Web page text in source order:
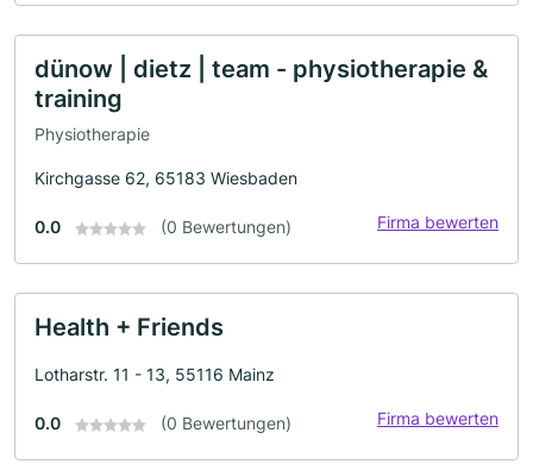
dünow | dietz | team - physiotherapie &
training
Physiotherapie
Kirchgasse 62, 65183 Wiesbaden
0.0 (0 Bewertungen) Firma bewerten
Health + Friends
Lotharstr. 11 - 13, 55116 Mainz
0.0 (0 Bewertungen) Firma bewerten